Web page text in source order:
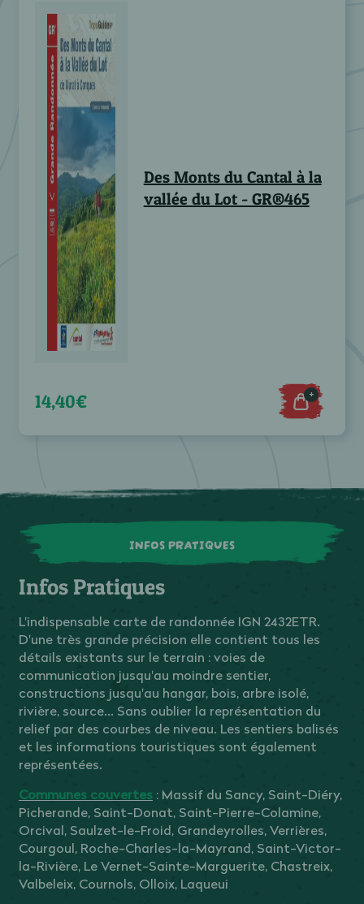
Des Monts du Cantal à la
vallée du Lot - GR®465
14,40€ +
INFOS PRATIQUES
Infos Pratiques
L'indispensable carte de randonnée IGN 2432ETR.
D'une très grande précision elle contient tous les
détails existants sur le terrain : voies de
communication jusqu'au moindre sentier,
constructions jusqu'au hangar, bois, arbre isolé,
rivière, source... Sans oublier la représentation du
relief par des courbes de niveau. Les sentiers balisés
et les informations touristiques sont également
représentées.
Communes couvertes : Massif du Sancy, Saint-Diéry,
Picherande, Saint-Donat, Saint-Pierre-Colamine,
Orcival, Saulzet-le-Froid, Grandeyrolles, Verrières,
Courgoul, Roche-Charles-la-Mayrand, Saint-Victor-
la-Rivière, Le Vernet-Sainte-Marguerite, Chastreix,
Valbeleix, Cournols, Olloix, Laqueui